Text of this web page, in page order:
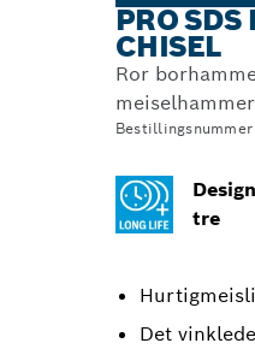
PRO SDS
CHISEL
Ror
tre
Det